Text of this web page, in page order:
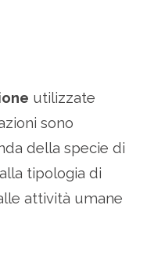
utilizzate
sono
della specie di
tipologia di
attività umane